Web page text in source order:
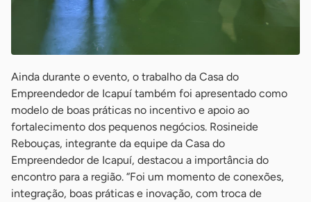
Ainda durante o evento, o trabalho da Casa do
Empreendedor de Icapuí também foi apresentado como
modelo de boas práticas no incentivo e apoio ao
fortalecimento dos pequenos negócios. Rosineide
Rebouças, integrante da equipe da Casa do
Empreendedor de Icapuí, destacou a importância do
encontro para a região. “Foi um momento de conexões,
integração, boas práticas e inovação, com troca de